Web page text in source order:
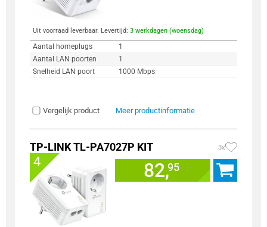
Uit voorraad leverbaar. Levertijd: 3 werkdagen (woensdag)
Aantal homeplugs
1
Aantal LAN poorten
1
Snelheid LAN poort
1000 Mbps
Vergelijk product Meer productinformatie
TP-LINK TL-PA7027P KIT 3x
4 82,95